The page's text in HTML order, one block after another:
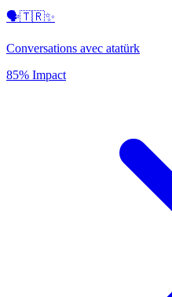
🗣️🇹🇷✨
Conversations avec atatürk
85% Impact